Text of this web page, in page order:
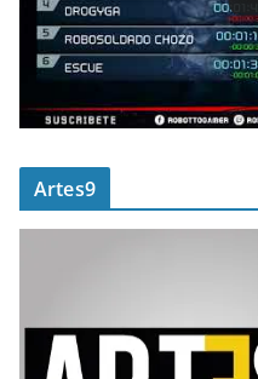
Artes9